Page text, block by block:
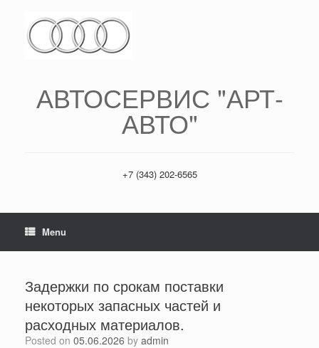
АВТОСЕРВИС "АРТ-
АВТО"
+7 (343) 202-6565
Menu
Задержки по срокам поставки
некоторых запасных частей и
расходных материалов.
Posted on 05.06.2026 by admin